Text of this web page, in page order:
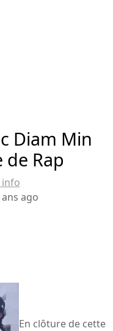
Diam Min
Rap
info
ago
En clôture de cette